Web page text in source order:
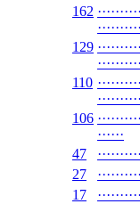
162 ·········
·········
129 ·········
·········
110 ·········
·········
106 ·········
······
47 ·········
27 ·········
17 ·········